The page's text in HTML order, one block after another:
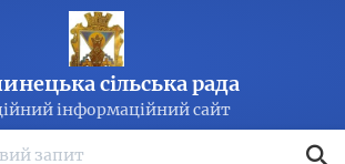
сільська рада
інформаційний сайт